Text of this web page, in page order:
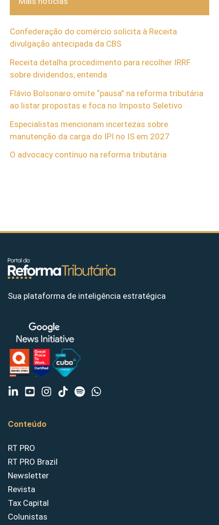
Confederação do comércio solicita à Receita
divulgação antecipada da CBS
Receita detalha procedimento para recolher IRRF
sobre dividendos; entenda
Flávio Bolsonaro omite “pausa” na reforma tributária
ao listar propostas e foca no Imposto Seletivo
Especialistas mencionam incertezas sobre
manutenção da carga do IPI no IS em 2027
O advocacy contínuo na reforma tributária
Sua plataforma de inteligência estratégica
Conteúdo
RT PRO
RT PRO Brazil
Newsletter
Revista
Tax Capital
Colunistas